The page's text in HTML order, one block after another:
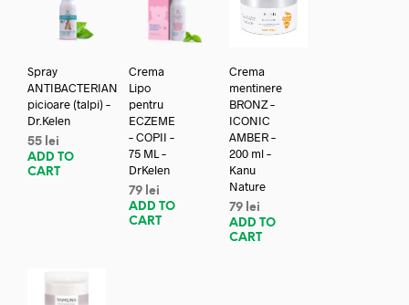
Spray
ANTIBACTERIAN
picioare (talpi) –
Dr.Kelen
55 lei
ADD TO
CART
Crema
Lipo
pentru
ECZEME
– COPII –
75 ML –
DrKelen
79 lei
ADD TO
CART
Crema
mentinere
BRONZ –
ICONIC
AMBER –
200 ml –
Kanu
Nature
79 lei
ADD TO
CART